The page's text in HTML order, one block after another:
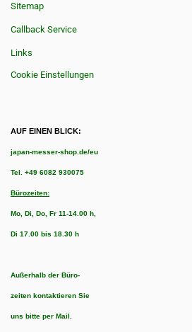
Sitemap
Callback Service
Links
Cookie Einstellungen
AUF EINEN BLICK:
japan-messer-shop.de/eu
Tel. +49 6082 930075
Bürozeiten:
Mo, Di, Do, Fr 11-14.00 h,
Di 17.00 bis 18.30 h
Außerhalb der Büro-
zeiten kontaktieren Sie
uns bitte per Mail.